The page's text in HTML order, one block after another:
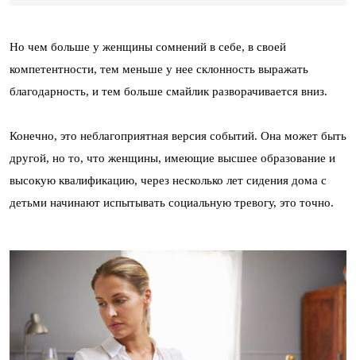
Но чем больше у женщины сомнений в себе, в своей
компетентности, тем меньше у нее склонность выражать
благодарность, и тем больше смайлик разворачивается вниз.
Конечно, это неблагоприятная версия событий. Она может быть
другой, но то, что женщины, имеющие высшее образование и
высокую квалификацию, через несколько лет сидения дома с
детьми начинают испытывать социальную тревогу, это точно.